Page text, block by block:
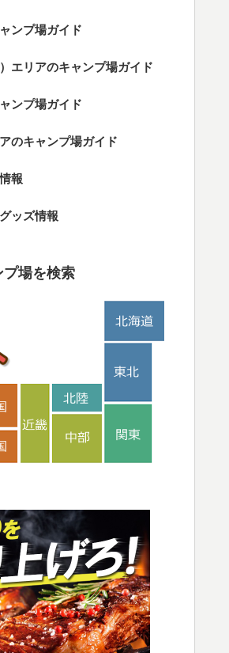
ンプ場ガイド
エリアのキャンプ場ガイド
ンプ場ガイド
のキャンプ場ガイド
報
ッズ情報
場を検索